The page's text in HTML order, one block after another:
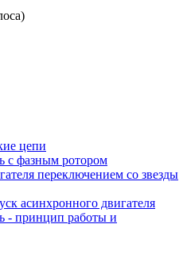
цепи
с фазным ротором
переключением со звезды
асинхронного двигателя
- принцип работы и